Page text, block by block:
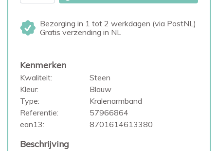
Bezorging in 1 tot 2 werkdagen (via PostNL)
Gratis verzending in NL
Kenmerken
Kwaliteit:
Steen
Kleur:
Blauw
Type:
Kralenarmband
Referentie:
57966864
ean13:
8701614613380
Beschrijving